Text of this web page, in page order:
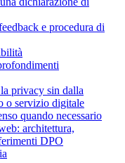
e procedura di
privacy sin dalla
o servizio digitale
quando necessario
architettura,
DPO